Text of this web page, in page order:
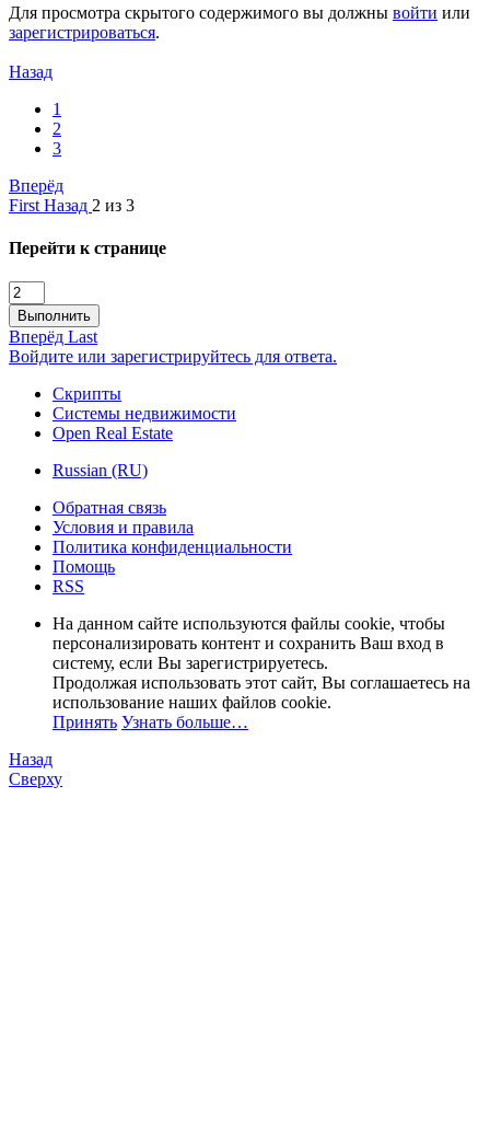
Для просмотра скрытого содержимого вы должны войти или
зарегистрироваться.
Назад
1
2
3
Вперёд
First Назад 2 из 3
Перейти к странице
Выполнить
Вперёд Last
Войдите или зарегистрируйтесь для ответа.
Скрипты
Системы недвижимости
Open Real Estate
Russian (RU)
Обратная связь
Условия и правила
Политика конфиденциальности
Помощь
RSS
На данном сайте используются файлы cookie, чтобы
персонализировать контент и сохранить Ваш вход в
систему, если Вы зарегистрируетесь.
Продолжая использовать этот сайт, Вы соглашаетесь на
использование наших файлов cookie.
Принять Узнать больше…
Назад
Сверху